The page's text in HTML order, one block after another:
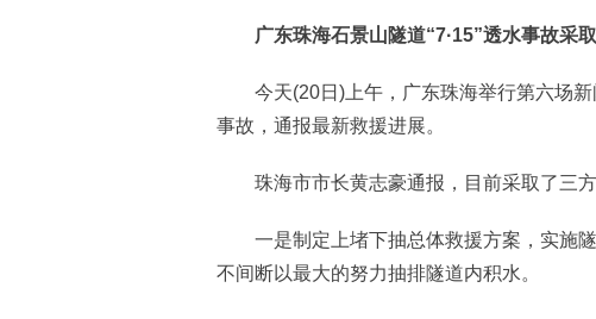
广东珠海石景山隧道“7·15”透水事故采
今天(20日)上午，广东珠海举行第六场新
事故，通报最新救援进展。
珠海市市长黄志豪通报，目前采取了三方
一是制定上堵下抽总体救援方案，实施隧
不间断以最大的努力抽排隧道内积水。